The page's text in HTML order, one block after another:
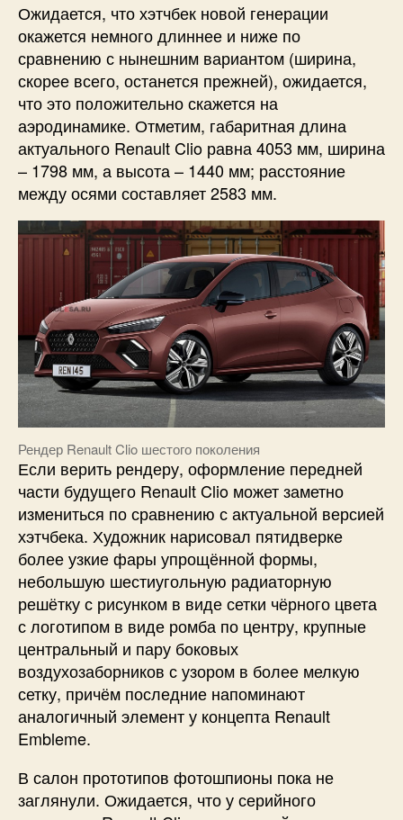
Ожидается, что хэтчбек новой генерации
окажется немного длиннее и ниже по
сравнению с нынешним вариантом (ширина,
скорее всего, останется прежней), ожидается,
что это положительно скажется на
аэродинамике. Отметим, габаритная длина
актуального Renault Clio равна 4053 мм, ширина
– 1798 мм, а высота – 1440 мм; расстояние
между осями составляет 2583 мм.
Рендер Renault Clio шестого поколения
Если верить рендеру, оформление передней
части будущего Renault Clio может заметно
измениться по сравнению с актуальной версией
хэтчбека. Художник нарисовал пятидверке
более узкие фары упрощённой формы,
небольшую шестиугольную радиаторную
решётку с рисунком в виде сетки чёрного цвета
с логотипом в виде ромба по центру, крупные
центральный и пару боковых
воздухозаборников с узором в более мелкую
сетку, причём последние напоминают
аналогичный элемент у концепта Renault
Embleme.
В салон прототипов фотошпионы пока не
заглянули. Ожидается, что у серийного